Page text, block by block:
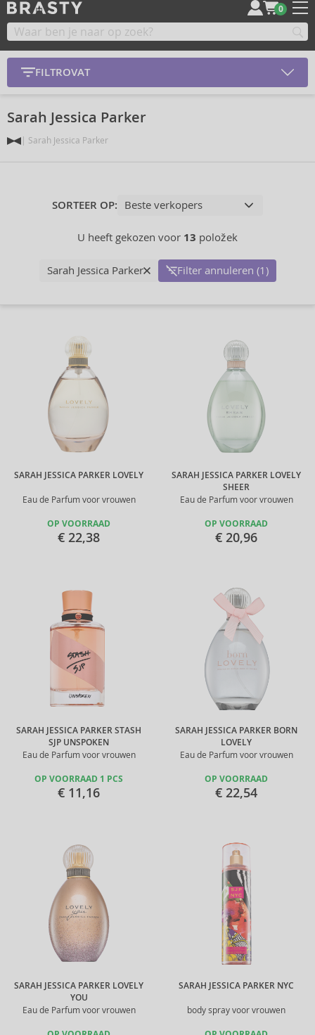
0
FILTROVAT
Sarah Jessica Parker
Sarah Jessica Parker
SORTEER OP:
U heeft gekozen voor 13 položek
Sarah Jessica Parker Filter annuleren (1)
SARAH JESSICA PARKER LOVELY
Eau de Parfum voor vrouwen
OP VOORRAAD
€ 22,38
SARAH JESSICA PARKER LOVELY
SHEER
Eau de Parfum voor vrouwen
OP VOORRAAD
€ 20,96
SARAH JESSICA PARKER STASH
SJP UNSPOKEN
Eau de Parfum voor vrouwen
OP VOORRAAD 1 PCS
€ 11,16
SARAH JESSICA PARKER BORN
LOVELY
Eau de Parfum voor vrouwen
OP VOORRAAD
€ 22,54
SARAH JESSICA PARKER LOVELY
YOU
Eau de Parfum voor vrouwen
SARAH JESSICA PARKER NYC
body spray voor vrouwen